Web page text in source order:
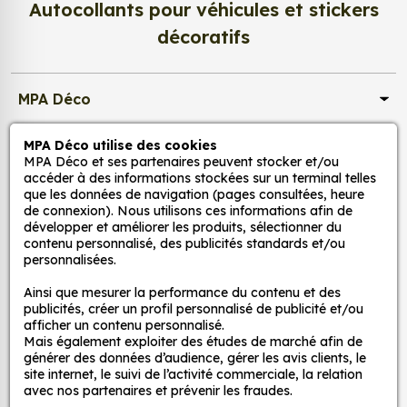
d’un meuble, d’une porte et de toute autre surface,
et ce, à moindre coût et sans effort.
nos Autocollant Chouette Rose 1 sont
disponibles dans une large gamme de motifs et
de couleurs, ce qui vous permet de trouver le
sticker parfait pour votre décoration.
Une installation facile : nos stickers sont faciles
à installer, même pour les débutants. Il suffit de
les décoller de leur support et de les coller sur
la surface souhaitée. Vous pouvez vous aider
d’une raclette si besoin.
Une durabilité élevée : nos stickers sont
fabriqués à partir de matériaux de haute
qualité, ce qui leur confère une excellente
durabilité. Ils peuvent résister aux intempéries,
Autocollants pour véhicules et stickers
décoratifs
MPA Déco
Nos services
Nos sites
Mon Compte
Aide
A propos
MPA Déco utilise des cookies
MPA Déco et ses partenaires peuvent stocker et/ou
accéder à des informations stockées sur un terminal telles
que les données de navigation (pages consultées, heure
de connexion). Nous utilisons ces informations afin de
développer et améliorer les produits, sélectionner du
contenu personnalisé, des publicités standards et/ou
personnalisées.
Ainsi que mesurer la performance du contenu et des
publicités, créer un profil personnalisé de publicité et/ou
afficher un contenu personnalisé.
Mais également exploiter des études de marché afin de
générer des données d’audience, gérer les avis clients, le
site internet, le suivi de l’activité commerciale, la relation
avec nos partenaires et prévenir les fraudes.